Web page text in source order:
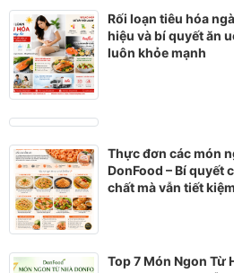
Rối loạn tiêu hóa
hiệu và bí quyết ăn
luôn khỏe mạnh
Thực đơn các món
DonFood – Bí quyết
chất mà vẫn tiết kiệm
Top 7 Món Ngon Từ